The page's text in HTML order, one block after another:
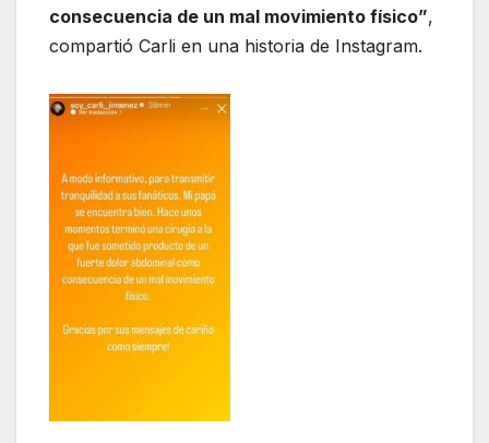
consecuencia de un mal movimiento físico”,
compartió Carli en una historia de Instagram.